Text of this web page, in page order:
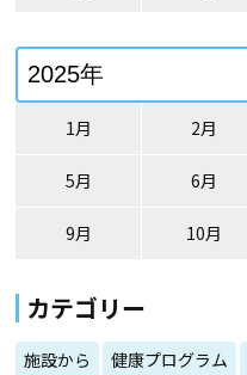
1月 2月
5月 6月
9月 10月
カテゴリー
施設から 健康プログラム